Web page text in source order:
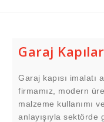
Garaj
Garaj kapısı imalatı
firmamız, modern
malzeme kullanımı
anlayışıyla sektörde